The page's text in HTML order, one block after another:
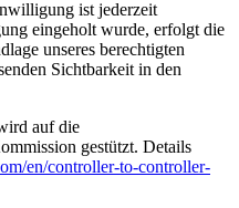
ist jederzeit
eingeholt wurde, erfolgt die
unseres berechtigten
Sichtbarkeit in den
auf die
gestützt. Details
en/controller-to-controller-